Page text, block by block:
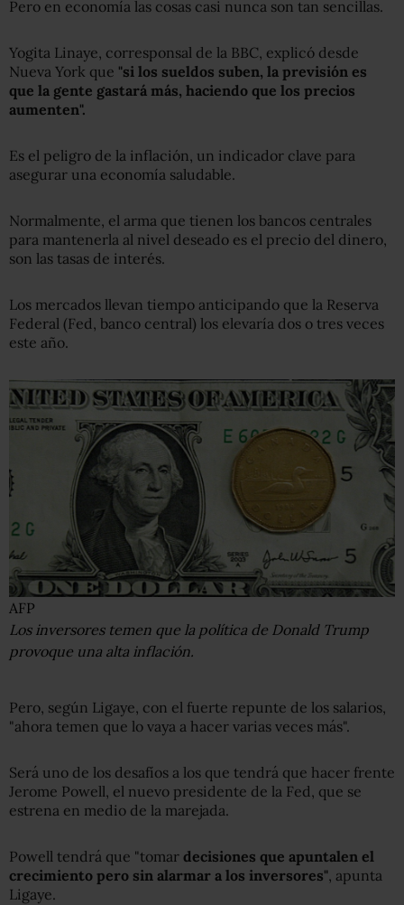
Pero en economía las cosas casi nunca son tan sencillas.
Yogita Linaye, corresponsal de la BBC, explicó desde
Nueva York que "si los sueldos suben, la previsión es
que la gente gastará más, haciendo que los precios
aumenten".
Es el peligro de la inflación, un indicador clave para
asegurar una economía saludable.
Normalmente, el arma que tienen los bancos centrales
para mantenerla al nivel deseado es el precio del dinero,
son las tasas de interés.
Los mercados llevan tiempo anticipando que la Reserva
Federal (Fed, banco central) los elevaría dos o tres veces
este año.
AFP
Los inversores temen que la política de Donald Trump
provoque una alta inflación.
Pero, según Ligaye, con el fuerte repunte de los salarios,
"ahora temen que lo vaya a hacer varias veces más".
Será uno de los desafíos a los que tendrá que hacer frente
Jerome Powell, el nuevo presidente de la Fed, que se
estrena en medio de la marejada.
Powell tendrá que "tomar decisiones que apuntalen el
crecimiento pero sin alarmar a los inversores", apunta
Ligaye.